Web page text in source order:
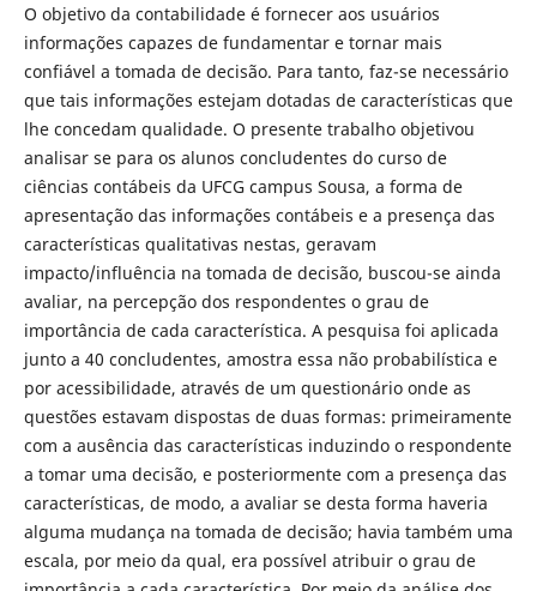
O objetivo da contabilidade é fornecer aos usuários
informações capazes de fundamentar e tornar mais
confiável a tomada de decisão. Para tanto, faz-se necessário
que tais informações estejam dotadas de características que
lhe concedam qualidade. O presente trabalho objetivou
analisar se para os alunos concludentes do curso de
ciências contábeis da UFCG campus Sousa, a forma de
apresentação das informações contábeis e a presença das
características qualitativas nestas, geravam
impacto/influência na tomada de decisão, buscou-se ainda
avaliar, na percepção dos respondentes o grau de
importância de cada característica. A pesquisa foi aplicada
junto a 40 concludentes, amostra essa não probabilística e
por acessibilidade, através de um questionário onde as
questões estavam dispostas de duas formas: primeiramente
com a ausência das características induzindo o respondente
a tomar uma decisão, e posteriormente com a presença das
características, de modo, a avaliar se desta forma haveria
alguma mudança na tomada de decisão; havia também uma
escala, por meio da qual, era possível atribuir o grau de